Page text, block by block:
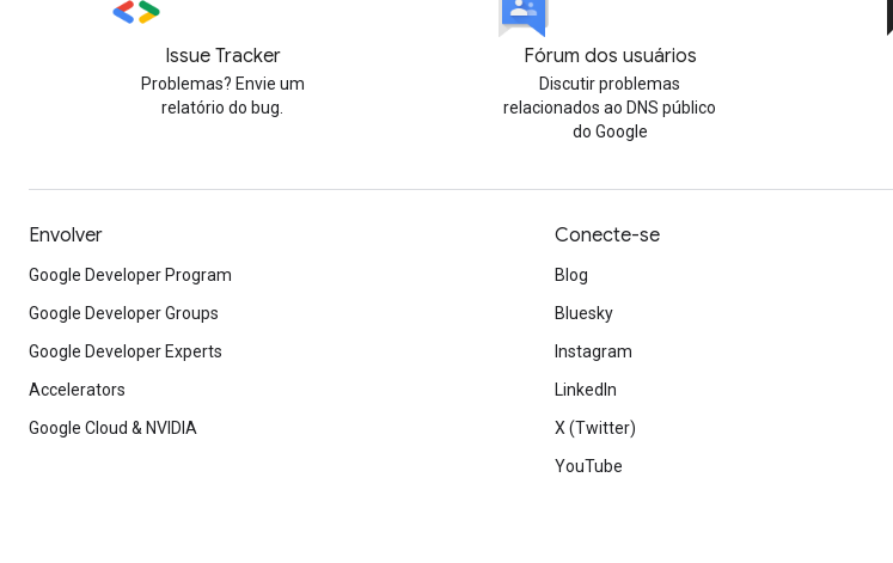
Issue Tracker
Problemas? Envie um
relatório do bug.
Fórum dos usuários
Discutir problemas
relacionados ao DNS público
do Google
Envolver
Google Developer Program
Google Developer Groups
Google Developer Experts
Accelerators
Google Cloud & NVIDIA
Conecte-se
Blog
Bluesky
Instagram
LinkedIn
X (Twitter)
YouTube